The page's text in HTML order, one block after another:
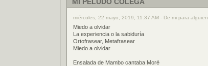
miércoles, 22 mayo, 2019, 11:37 AM - De mi para alguien
Miedo a olvidar
La experiencia o la sabiduría
Ortofrasear, Metafrasear
Miedo a olvidar
Ensalada de Mambo cantaba Moré